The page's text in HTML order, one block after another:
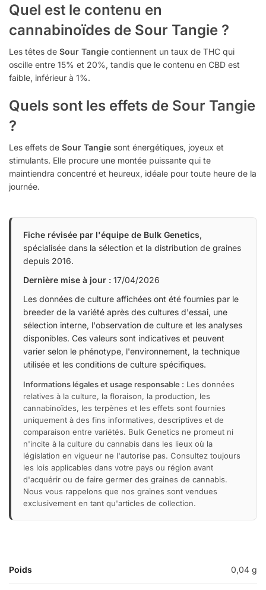
Quel est le contenu en
cannabinoïdes de Sour Tangie ?
Les têtes de Sour Tangie contiennent un taux de THC qui
oscille entre 15% et 20%, tandis que le contenu en CBD est
faible, inférieur à 1%.
Quels sont les effets de Sour Tangie
?
Les effets de Sour Tangie sont énergétiques, joyeux et
stimulants. Elle procure une montée puissante qui te
maintiendra concentré et heureux, idéale pour toute heure de la
journée.
Fiche révisée par l'équipe de Bulk Genetics,
spécialisée dans la sélection et la distribution de graines
depuis 2016.
Dernière mise à jour : 17/04/2026
Les données de culture affichées ont été fournies par le
breeder de la variété après des cultures d'essai, une
sélection interne, l'observation de culture et les analyses
disponibles. Ces valeurs sont indicatives et peuvent
varier selon le phénotype, l'environnement, la technique
utilisée et les conditions de culture spécifiques.
Informations légales et usage responsable : Les données
relatives à la culture, la floraison, la production, les
cannabinoïdes, les terpènes et les effets sont fournies
uniquement à des fins informatives, descriptives et de
comparaison entre variétés. Bulk Genetics ne promeut ni
n'incite à la culture du cannabis dans les lieux où la
législation en vigueur ne l'autorise pas. Consultez toujours
les lois applicables dans votre pays ou région avant
d'acquérir ou de faire germer des graines de cannabis.
Nous vous rappelons que nos graines sont vendues
exclusivement en tant qu'articles de collection.
Poids 0,04 g